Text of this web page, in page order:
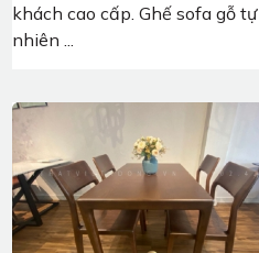
khách cao cấp. Ghế sofa gỗ tự
nhiên ...